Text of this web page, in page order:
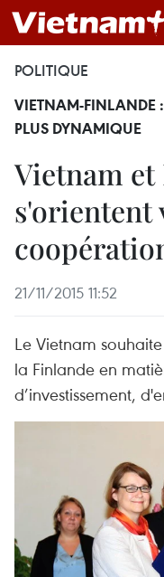
POLITIQUE
VIETNAM-FINLANDE
PLUS DYNAMIQUE
Vietnam
s'orientent
21/11/2015 11:52
Le Vietnam
la Finlande en
d’investissement,